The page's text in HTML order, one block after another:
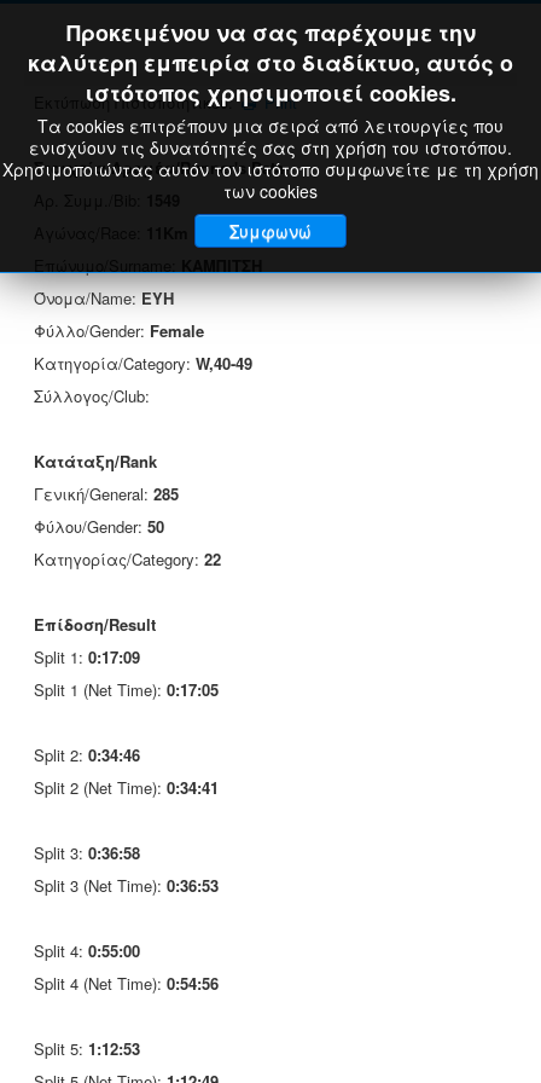
Εκτύπωση Πιστοποιητικού: Print
Στοιχεία Δρομέα/Runner's Data
Όνομα/Name:ΕΥΗ
Φύλλο/Gender: Female
Κατηγορία/Category: W,40-49
Σύλλογος/Club:
Κατάταξη/Rank
Γενική/General: 285
Φύλου/Gender: 50
Κατηγορίας/Category: 22
Επίδοση/Result
Split 1: 0:17:09
Split 1 (Net Time): 0:17:05
Split 2: 0:34:46
Split 2 (Net Time): 0:34:41
Split 3: 0:36:58
Split 3 (Net Time): 0:36:53
Split 4: 0:55:00
Split 4 (Net Time): 0:54:56
Split 5: 1:12:53
Προκειμένου να σας παρέχουμε την
καλύτερη εμπειρία στο διαδίκτυο, αυτός ο
ιστότοπος χρησιμοποιεί cookies.
Τα cookies επιτρέπουν μια σειρά από λειτουργίες που
ενισχύουν τις δυνατότητές σας στη χρήση του ιστοτόπου.
Χρησιμοποιώντας αυτόν τον ιστότοπο συμφωνείτε με τη χρήση
των cookies
Συμφωνώ